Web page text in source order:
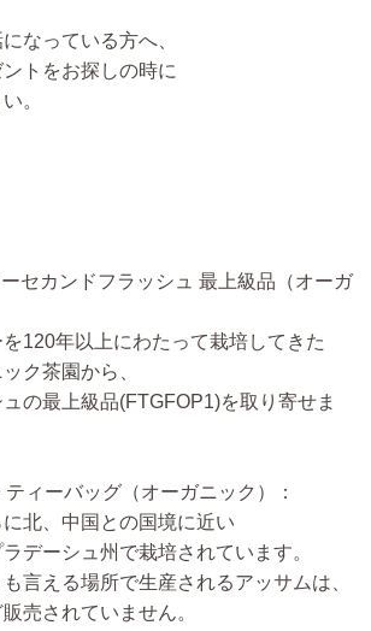
なっている方へ、
トをお探しの時に
。
セカンドフラッシュ 最上級品（オーガ
120年以上にわたって栽培してきた
ク茶園から、
の最上級品(FTGFOP1)を取り寄せま
ィーバッグ（オーガニック）：
北、中国との国境に近い
デーシュ州で栽培されています。
言える場所で生産されるアッサムは、
売されていません。